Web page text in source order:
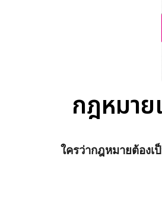
กฎหมาย
ใครว่ากฎหมายต้องเ